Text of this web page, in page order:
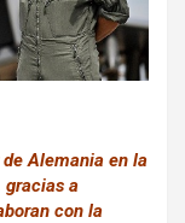
Alemania en la
gracias a
con la